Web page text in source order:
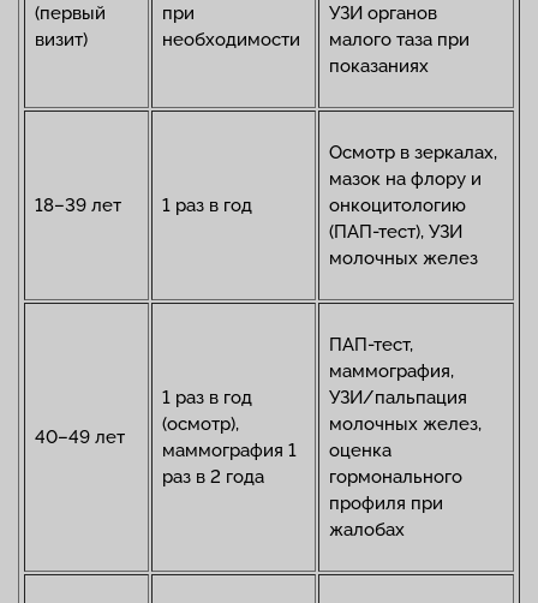
(первый
визит)
при
необходимости
УЗИ органов
малого таза при
показаниях
18–39 лет 1 раз в год
Осмотр в зеркалах,
мазок на флору и
онкоцитологию
(ПАП-тест), УЗИ
молочных желез
40–49 лет
1 раз в год
(осмотр),
маммография 1
раз в 2 года
ПАП-тест,
маммография,
УЗИ/пальпация
молочных желез,
оценка
гормонального
профиля при
жалобах